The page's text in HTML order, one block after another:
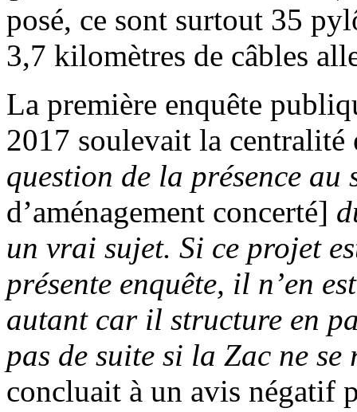
posé, ce sont surtout 35
3,7 kilomètres de câbles
La première enquête
2017 soulevait la
question de la présence
d’aménagement concerté]
un vrai sujet. Si ce projet
présente enquête, il n’en
autant car il structure en
pas de suite si la Zac ne
concluait à un avis négatif